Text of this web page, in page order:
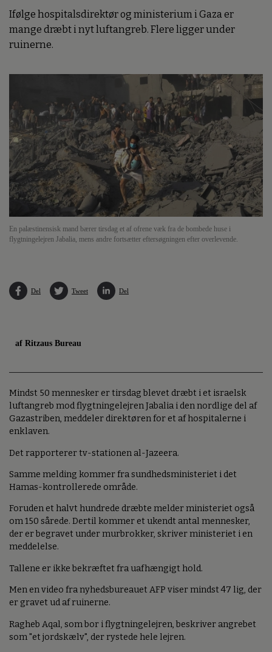
Ifølge hospitalsdirektør og ministerium i Gaza er
mange dræbt i nyt luftangreb. Flere ligger under
ruinerne.
En palæstinensisk mand bærer tirsdag et af ofrene væk fra de bombede huse i
flygtningelejren Jabalia, mens andre fortsætter eftersøgningen efter overlevende.
Del Tweet Del
af Ritzaus Bureau
Mindst 50 mennesker er tirsdag blevet dræbt i et israelsk
luftangreb mod flygtningelejren Jabalia i den nordlige del af
Gazastriben, meddeler direktøren for et af hospitalerne i
enklaven.
Det rapporterer tv-stationen al-Jazeera.
Samme melding kommer fra sundhedsministeriet i det
Hamas-kontrollerede område.
Foruden et halvt hundrede dræbte melder ministeriet også
om 150 sårede. Dertil kommer et ukendt antal mennesker,
der er begravet under murbrokker, skriver ministeriet i en
meddelelse.
Tallene er ikke bekræftet fra uafhængigt hold.
Men en video fra nyhedsbureauet AFP viser mindst 47 lig, der
er gravet ud af ruinerne.
Ragheb Aqal, som bor i flygtningelejren, beskriver angrebet
som "et jordskælv", der rystede hele lejren.